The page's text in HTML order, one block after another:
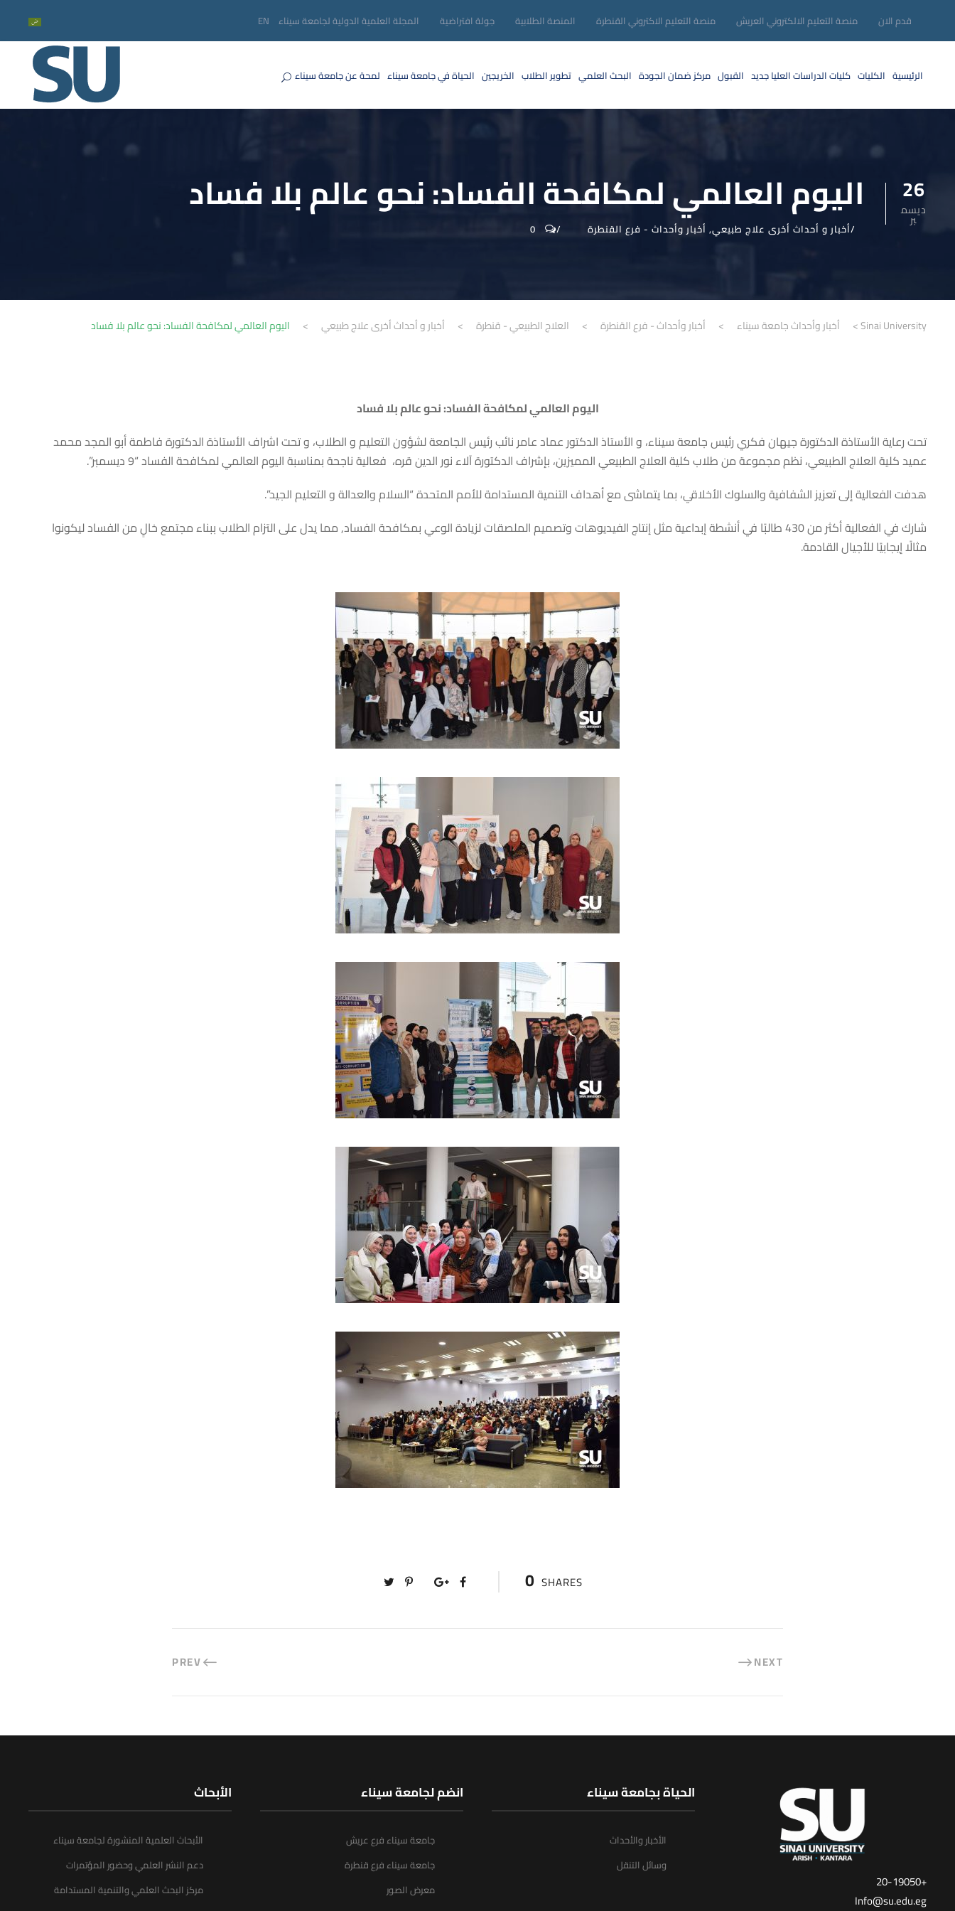
قدم الان منصة التعليم الالكتروني العريش منصة التعليم الاكتروني القنطرة المنصة الطلابية جولة افتراضية المجلة العلمية الدولية لجامعة سيناء EN
الرئيسية الكليات كليات الدراسات العلياجديد القبول مركز ضمان الجودة البحث العلمي تطوير الطلاب الخريجين الحياة في جامعة سيناء لمحة عن جامعة سيناء
26
ديسم
بر اليوم العالمي لمكافحة الفساد: نحو عالم بلا فساد
أخبار و أحداث أخرى علاج طبيعي, أخبار وأحداث - فرع القنطرة 0
Sinai University
> أخبار وأحداث جامعة سيناء > أخبار وأحداث - فرع القنطرة > العلاج الطبيعي - قنطرة > أخبار و أحداث أخرى علاج طبيعي > اليوم العالمي لمكافحة الفساد: نحو عالم بلا فساد
اليوم العالمي لمكافحة الفساد: نحو عالم بلا فساد
تحت رعاية الأستاذة الدكتورة جيهان فكري رئيس جامعة سيناء، و الأستاذ الدكتور عماد عامر نائب رئيس الجامعة لشؤون التعليم و الطلاب، و تحت اشراف الأستاذة الدكتورة فاطمة أبو المجد محمد
عميد كلية العلاج الطبيعي، نظم مجموعة من طلاب كلية العلاج الطبيعي المميزين، بإشراف الدكتورة آلاء نور الدين قره، فعالية ناجحة بمناسبة اليوم العالمي لمكافحة الفساد “9 ديسمبر”.
هدفت الفعالية إلى تعزيز الشفافية والسلوك الأخلاقي، بما يتماشى مع أهداف التنمية المستدامة للأمم المتحدة “السلام والعدالة و التعليم الجيد”.
شارك في الفعالية أكثر من 430 طالبًا في أنشطة إبداعية مثل إنتاج الفيديوهات وتصميم الملصقات لزيادة الوعي بمكافحة الفساد, مما يدل على التزام الطلاب ببناء مجتمع خالٍ من الفساد ليكونوا
مثالًا إيجابيًا للأجيال القادمة.
0 SHARES
PREV NEXT
+20-19050
Info@su.edu.eg
الحياة بجامعة سيناء
الأخبار والأحداث
وسائل التنقل
انضم لجامعة سيناء
جامعة سيناء فرع عريش
جامعة سيناء فرع قنطرة
معرض الصور
الأبحاث
الأبحاث العلمية المنشورة لجامعة سيناء
دعم النشر العلمي وحضور المؤتمرات
مركز البحث العلمي والتنمية المستدامة